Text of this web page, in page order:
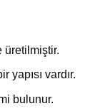
üretilmiştir.
yapısı vardır.
bulunur.